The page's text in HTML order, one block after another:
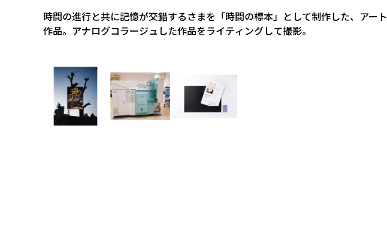
時間の進行と共に記憶が交錯するさまを「時間の標本」として制作した、アート
作品。アナログコラージュした作品をライティングして撮影。